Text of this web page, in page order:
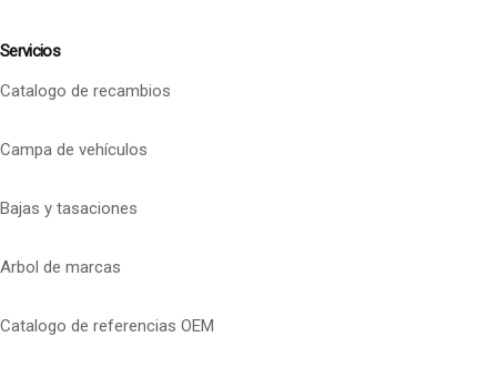
Servicios
Catalogo de recambios
Campa de vehículos
Bajas y tasaciones
Arbol de marcas
Catalogo de referencias OEM